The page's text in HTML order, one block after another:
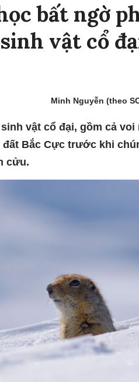
bất ngờ
vật cổ
Minh Nguyễn (theo
vật cổ đại, gồm cả voi
Bắc Cực trước khi
cửu.